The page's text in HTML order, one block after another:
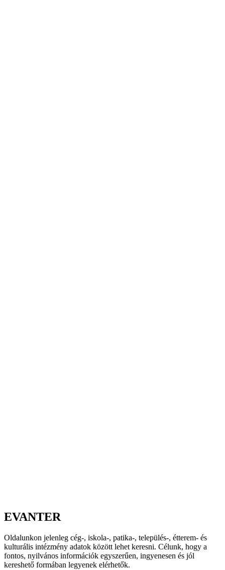
EVANTER
Oldalunkon jelenleg cég-, iskola-, patika-, település-, étterem- és
kulturális intézmény adatok között lehet keresni. Célunk, hogy a
fontos, nyilvános információk egyszerűen, ingyenesen és jól
kereshető formában legyenek elérhetők.